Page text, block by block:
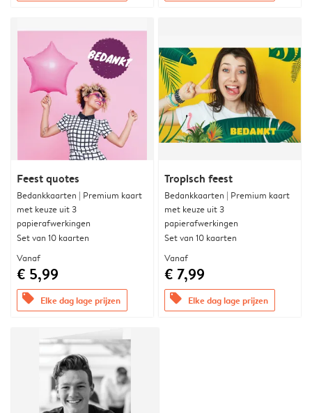
Feest quotes
Bedankkaarten | Premium kaart
met keuze uit 3
papierafwerkingen
Set van 10 kaarten
Vanaf
€ 5,99
offers Elke dag lage prijzen
Tropisch feest
Bedankkaarten | Premium kaart
met keuze uit 3
papierafwerkingen
Set van 10 kaarten
Vanaf
€ 7,99
offers Elke dag lage prijzen